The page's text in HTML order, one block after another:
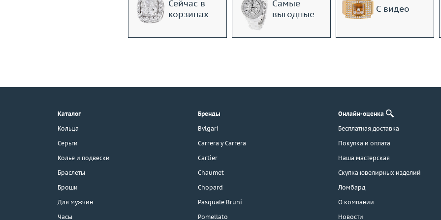
г. Москва, Тихвинский пер., д. 7,
3D-тур по шоуруму
Сейчас в
корзинах
Самые
выгодные
С видео
Каталог
Кольца
Серьги
Колье и подвески
Браслеты
Броши
Для мужчин
Часы
Бренды
Bvlgari
Carrera y Carrera
Cartier
Chaumet
Chopard
Pasquale Bruni
Pomellato
Онлайн-оценка
Бесплатная доставка
Покупка и оплата
Наша мастерская
Скупка ювелирных изделий
Ломбард
О компании
Новости